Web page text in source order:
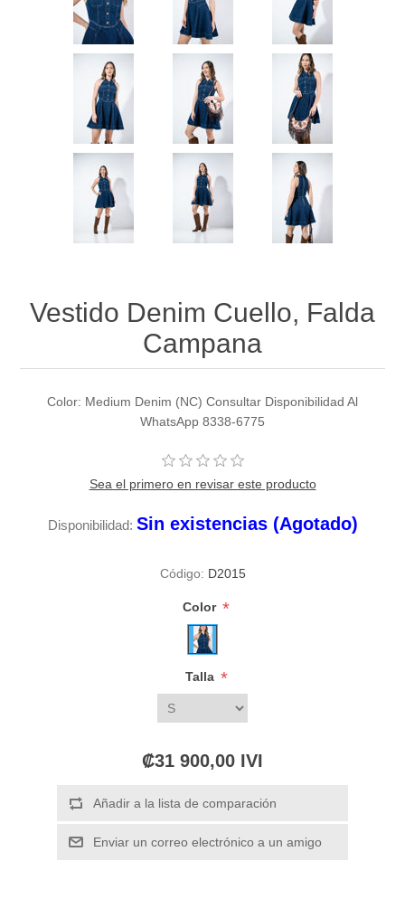
Vestido Denim Cuello, Falda
Campana
Color: Medium Denim (NC) Consultar Disponibilidad Al
WhatsApp 8338-6775
Sea el primero en revisar este producto
Disponibilidad: Sin existencias (Agotado)
Código: D2015
Color *
Talla *
₡31 900,00 IVI